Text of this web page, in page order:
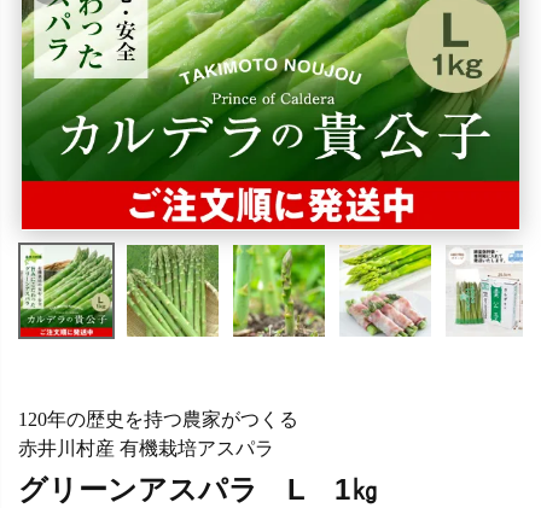
120年の歴史を持つ農家がつくる
赤井川村産 有機栽培アスパラ
グリーンアスパラ L 1㎏